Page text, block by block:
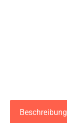
Beschreibung